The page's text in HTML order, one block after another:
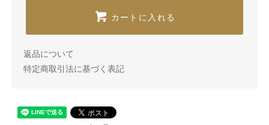
カートに入れる
返品について
特定商取引法に基づく表記